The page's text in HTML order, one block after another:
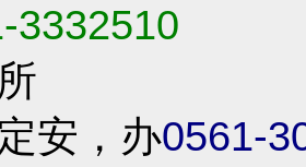
3332510
安，办0561-